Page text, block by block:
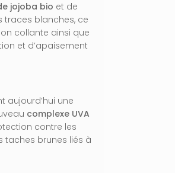
jojoba bio et de
traces blanches, ce
collante ainsi que
et d’apaisement
aujourd’hui une
complexe UVA
contre les
taches brunes liés à